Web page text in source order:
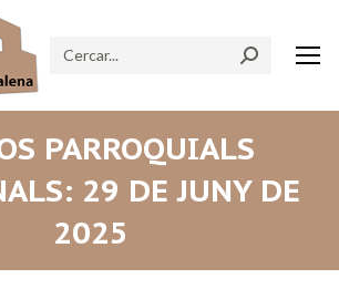
Search:
PARROQUIALS
29 DE JUNY DE
2025